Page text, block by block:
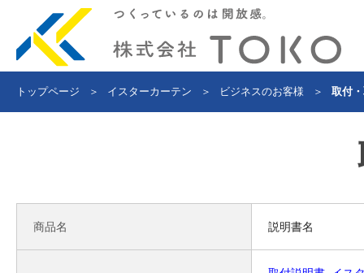
トップページ ＞ イスターカーテン ＞ ビジネスのお客様 ＞ 取付
商品名 説明書名